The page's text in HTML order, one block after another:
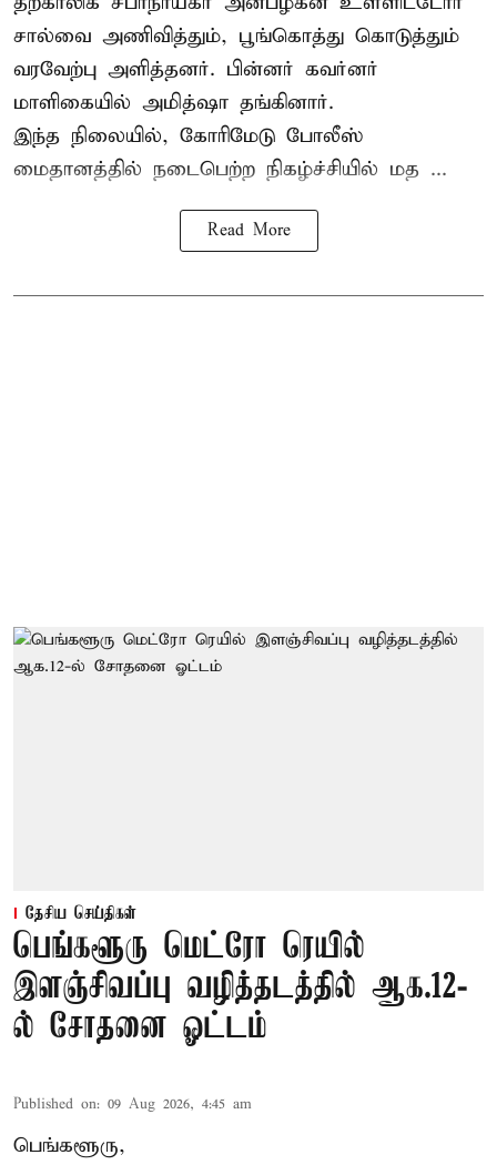
சால்வை அணிவித்தும், பூங்கொத்து கொடுத்தும்
வரவேற்பு அளித்தனர். பின்னர் கவர்னர்
மாளிகையில் அமித்ஷா தங்கினார்.
இந்த நிலையில், கோரிமேடு போலீஸ்
மைதானத்தில் நடைபெற்ற நிகழ்ச்சியில் மத ...
Read More
தேசிய செய்திகள்
பெங்களூரு மெட்ரோ ரெயில்
இளஞ்சிவப்பு வழித்தடத்தில் ஆக.12-
ல் சோதனை ஓட்டம்
Published on: 09 Aug 2026, 4:45 am
பெங்களூரு,